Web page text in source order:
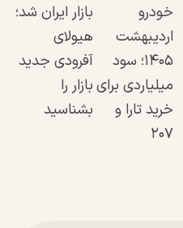
خودرو
اردیبهشت
۱۴۰۵؛ سود
میلیاردی برای
خرید تارا و
۲۰۷
بازار ایران شد؛
هیولای
آفرودی جدید
بازار را
بشناسید